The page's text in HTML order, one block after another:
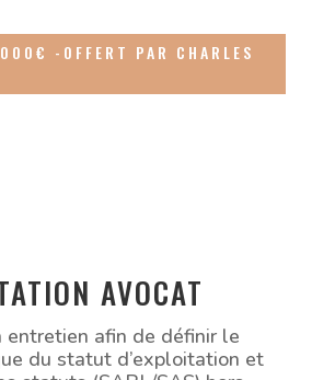
-OFFERT PAR CHARLES
AVOCAT
entretien afin de définir le
du statut d’exploitation et